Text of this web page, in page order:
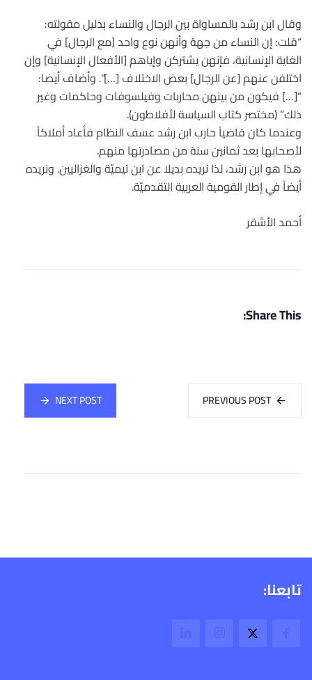
وقال ابن رشد بالمساواة بين الرجال والنساء بدليل مقولته:
“قلت: إن النساء من جهة وأنهن نوع واحد [مع الرجال] في
الغاية الإنسانية، فإنهن يشتركن وإياهم [الأفعال الإنسانية] وإن
اختلفن عنهم [عن الرجال] بعض الاختلاف […]”. وأضاف أيضا:
“[…] فيكون من بينهن محاربات وفيلسوفات وحاكمات وغير
ذلك” (مختصر كتاب السياسة لأفلاطون).
وعندما كان قاضياً حارب ابن رشد عسف النظام فأعاد أملاكاً
لأصحابها بعد ثمانين سنة من مصادرتها منهم.
هذا هو ابن رشد، لذا نريده بديلا عن ابن تيميّة والغزاليين. ونريده
أيضاً في إطار القومية العربية التقدميّة.
أحمد الأشقر
Share This:
PREVIOUS POST
NEXT POST
تابعنا: